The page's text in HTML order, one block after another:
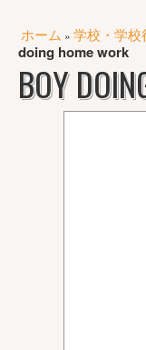
ホーム » 学校・学校
doing home work
BOY